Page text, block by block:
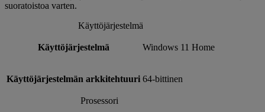
suoratoistoa varten.
Käyttöjärjestelmä
Käyttöjärjestelmä Windows 11 Home
Käyttöjärjestelmän arkkitehtuuri 64-bittinen
Prosessori